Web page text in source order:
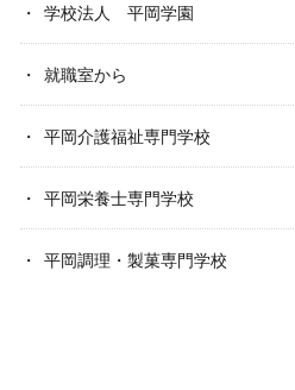
学校法人 平岡学園
就職室から
平岡介護福祉専門学校
平岡栄養士専門学校
平岡調理・製菓専門学校